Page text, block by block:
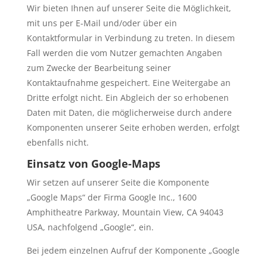
Wir bieten Ihnen auf unserer Seite die Möglichkeit,
mit uns per E-Mail und/oder über ein
Kontaktformular in Verbindung zu treten. In diesem
Fall werden die vom Nutzer gemachten Angaben
zum Zwecke der Bearbeitung seiner
Kontaktaufnahme gespeichert. Eine Weitergabe an
Dritte erfolgt nicht. Ein Abgleich der so erhobenen
Daten mit Daten, die möglicherweise durch andere
Komponenten unserer Seite erhoben werden, erfolgt
ebenfalls nicht.
Einsatz von Google-Maps
Wir setzen auf unserer Seite die Komponente
„Google Maps“ der Firma Google Inc., 1600
Amphitheatre Parkway, Mountain View, CA 94043
USA, nachfolgend „Google“, ein.
Bei jedem einzelnen Aufruf der Komponente „Google